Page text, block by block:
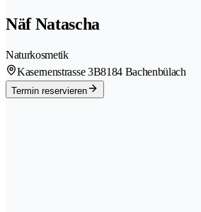
Näf Natascha
Naturkosmetik
Kasernenstrasse 3B8184 Bachenbülach
Termin reservieren